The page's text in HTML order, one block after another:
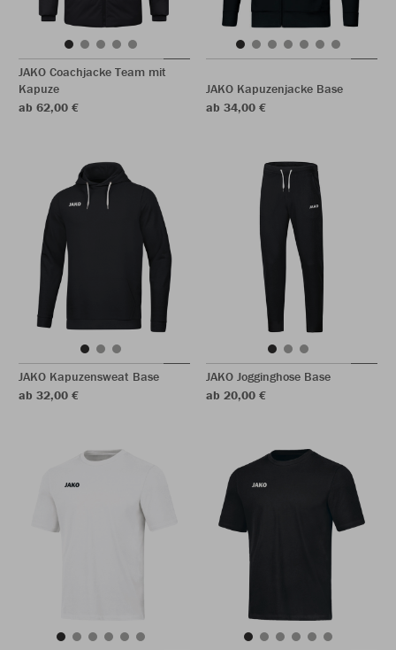
JAKO Coachjacke Team mit
Kapuze
ab 62,00 €
JAKO Kapuzenjacke Base
ab 34,00 €
JAKO Kapuzensweat Base
ab 32,00 €
JAKO Jogginghose Base
ab 20,00 €